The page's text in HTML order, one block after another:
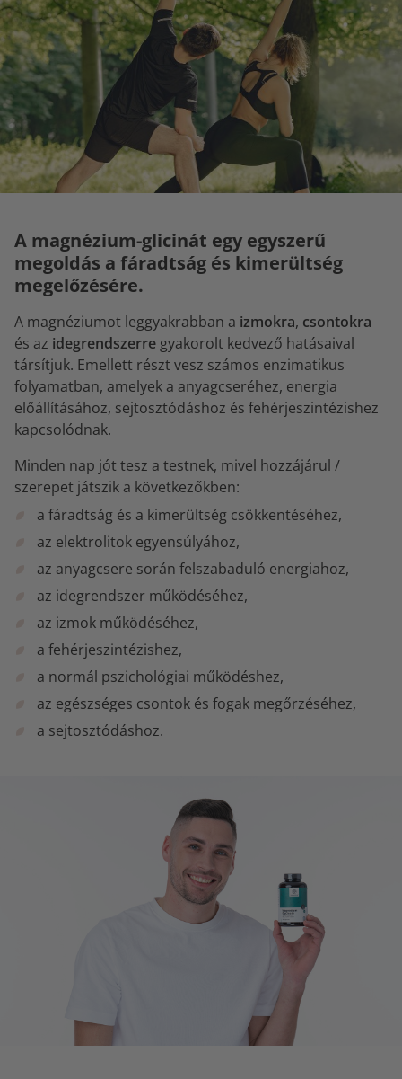
A magnézium-glicinát egy egyszerű
megoldás a fáradtság és kimerültség
megelőzésére.
A magnéziumot leggyakrabban a izmokra, csontokra
és az idegrendszerre gyakorolt kedvező hatásaival
társítjuk. Emellett részt vesz számos enzimatikus
folyamatban, amelyek a anyagcseréhez, energia
előállításához, sejtosztódáshoz és fehérjeszintézishez
kapcsolódnak.
Minden nap jót tesz a testnek, mivel hozzájárul /
szerepet játszik a következőkben:
a fáradtság és a kimerültség csökkentéséhez,
az elektrolitok egyensúlyához,
az anyagcsere során felszabaduló energiahoz,
az idegrendszer működéséhez,
az izmok működéséhez,
a fehérjeszintézishez,
a normál pszichológiai működéshez,
az egészséges csontok és fogak megőrzéséhez,
a sejtosztódáshoz.